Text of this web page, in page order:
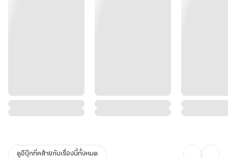
ดูอีบุ๊กที่คล้ายกับเรื่องนี้ทั้งหมด